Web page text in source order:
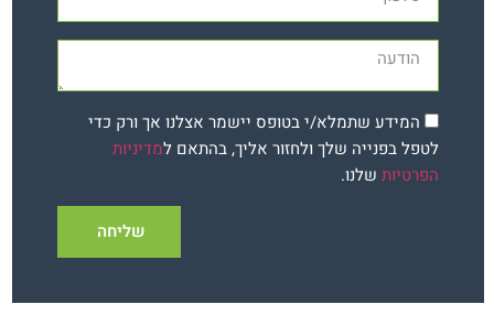
המידע שתמלא/י בטופס יישמר אצלנו אך ורק כדי
לטפל בפנייה שלך ולחזור אליך, בהתאם למדיניות
הפרטיות שלנו.
שליחה